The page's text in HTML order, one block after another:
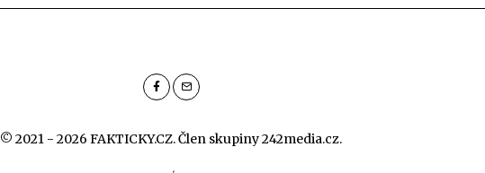
© 2021 - 2026 FAKTICKY.CZ. Člen skupiny242media.cz.